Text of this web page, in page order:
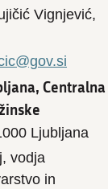
Vignjević,
Centralna
Ljubljana
vodja
in